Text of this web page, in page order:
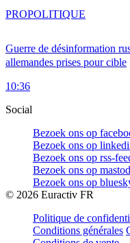
Guerre de désinformation
allemandes prises pour cible
10:36
PROPOLITIQUE
Social
Bezoek ons op
Bezoek ons op
Bezoek ons op rss-
Bezoek ons op
Bezoek ons op
© 2026 Euractiv FR
Politique de
Conditions générales